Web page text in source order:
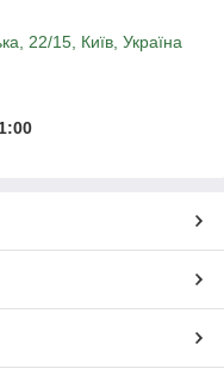
22/15, Київ, Україна